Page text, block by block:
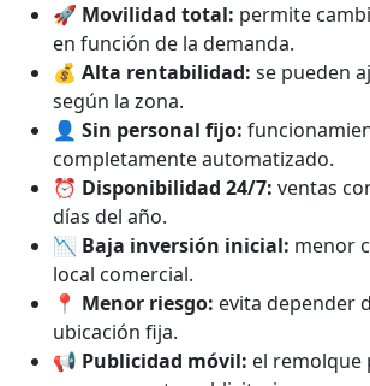
🚀 Movilidad total: permite
en función de la demanda.
💰 Alta rentabilidad: se pueden
según la zona.
👤 Sin personal fijo:
completamente automatizado.
⏰ Disponibilidad 24/7: ventas
días del año.
📉 Baja inversión inicial: menor
local comercial.
📍 Menor riesgo: evita depender
ubicación fija.
📢 Publicidad móvil: el remolque